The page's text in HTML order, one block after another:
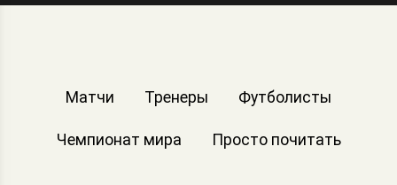
Матчи Тренеры Футболисты
Чемпионат мира Просто почитать